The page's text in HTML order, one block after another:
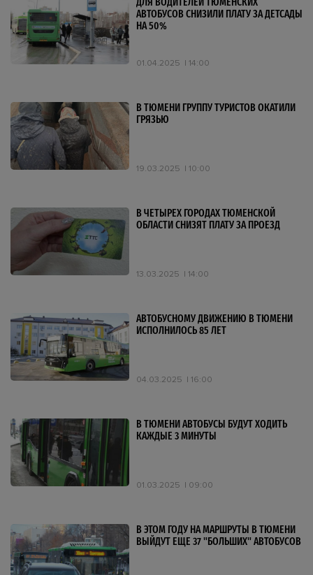
АВТОБУСОВ СНИЗИЛИ ПЛАТУ ЗА ДЕТСАДЫ
НА 50%
01.04.2025 14:00
В ТЮМЕНИ ГРУППУ ТУРИСТОВ ОКАТИЛИ
ГРЯЗЬЮ
19.03.2025 10:00
В ЧЕТЫРЕХ ГОРОДАХ ТЮМЕНСКОЙ
ОБЛАСТИ СНИЗЯТ ПЛАТУ ЗА ПРОЕЗД
13.03.2025 14:00
АВТОБУСНОМУ ДВИЖЕНИЮ В ТЮМЕНИ
ИСПОЛНИЛОСЬ 85 ЛЕТ
04.03.2025 16:00
В ТЮМЕНИ АВТОБУСЫ БУДУТ ХОДИТЬ
КАЖДЫЕ 3 МИНУТЫ
01.03.2025 09:00
В ЭТОМ ГОДУ НА МАРШРУТЫ В ТЮМЕНИ
ВЫЙДУТ ЕЩЕ 37 "БОЛЬШИХ" АВТОБУСОВ